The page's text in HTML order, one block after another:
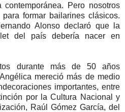
Pero nosotros
formar bailarines clásicos.
Alonso declaró que la
del país debería nacer en
durante más de 50 años
mereció más de medio
importantes, entre
por la Cultura Nacional y
Raúl Gómez García, del